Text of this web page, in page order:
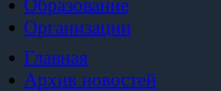
Образование
Организации
Главная
Архив новостей